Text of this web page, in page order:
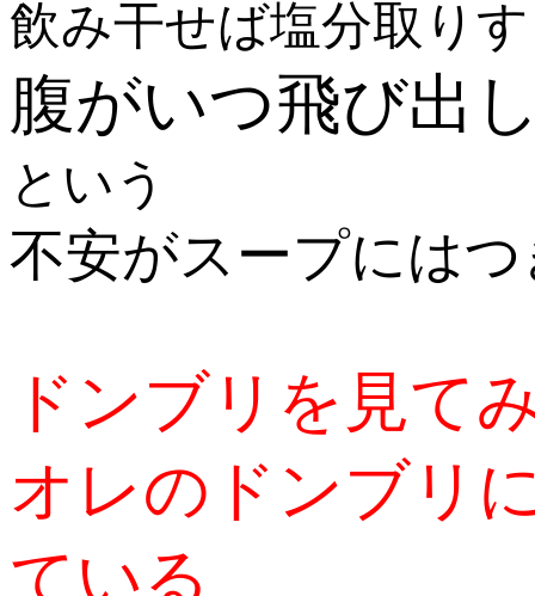
飲み干せば塩分取り
腹がいつ飛び出
という
不安がスープには
ドンブリを見て
オレのドンブリ
ている